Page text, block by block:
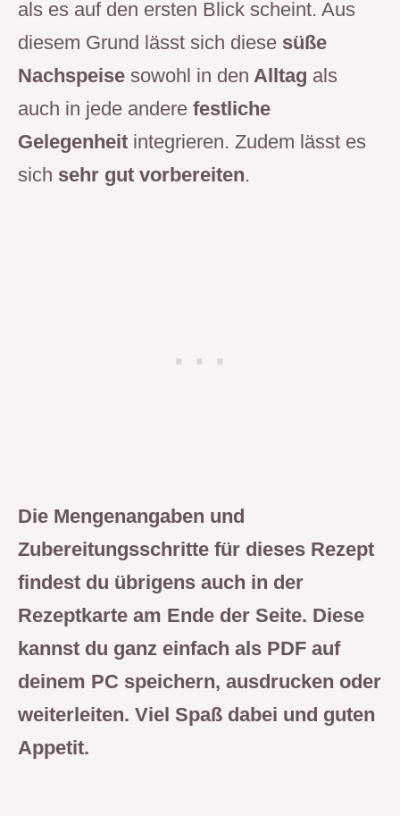
als es auf den ersten Blick scheint. Aus
diesem Grund lässt sich diese süße
Nachspeise sowohl in den Alltag als
auch in jede andere festliche
Gelegenheit integrieren. Zudem lässt es
sich sehr gut vorbereiten.
Die Mengenangaben und
Zubereitungsschritte für dieses Rezept
findest du übrigens auch in der
Rezeptkarte am Ende der Seite. Diese
kannst du ganz einfach als PDF auf
deinem PC speichern, ausdrucken oder
weiterleiten. Viel Spaß dabei und guten
Appetit.